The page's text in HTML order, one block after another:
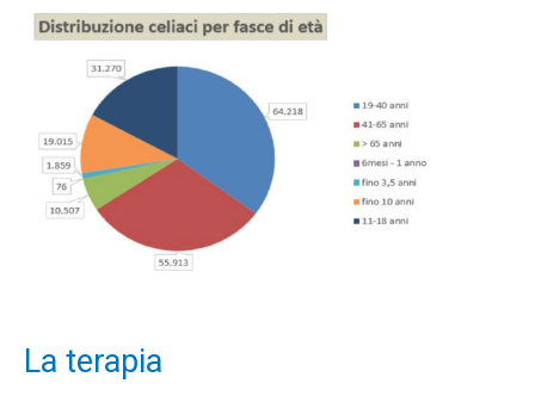
La terapia